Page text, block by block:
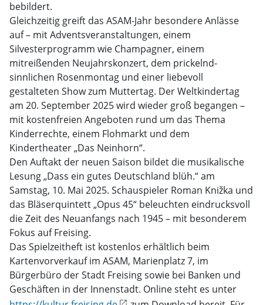
bebildert.
Gleichzeitig greift das ASAM-Jahr besondere Anlässe
auf – mit Adventsveranstaltungen, einem
Silvesterprogramm wie Champagner, einem
mitreißenden Neujahrskonzert, dem prickelnd-
sinnlichen Rosenmontag und einer liebevoll
gestalteten Show zum Muttertag. Der Weltkindertag
am 20. September 2025 wird wieder groß begangen –
mit kostenfreien Angeboten rund um das Thema
Kinderrechte, einem Flohmarkt und dem
Kindertheater „Das Neinhorn“.
Den Auftakt der neuen Saison bildet die musikalische
Lesung „Dass ein gutes Deutschland blüh.“ am
Samstag, 10. Mai 2025. Schauspieler Roman Knižka und
das Bläserquintett „Opus 45“ beleuchten eindrucksvoll
die Zeit des Neuanfangs nach 1945 – mit besonderem
Fokus auf Freising.
Das Spielzeitheft ist kostenlos erhältlich beim
Kartenvorverkauf im ASAM, Marienplatz 7, im
Bürgerbüro der Stadt Freising sowie bei Banken und
Geschäften in der Innenstadt. Online steht es unter